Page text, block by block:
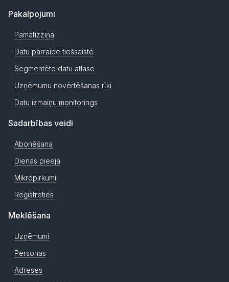
Pakalpojumi
Pamatizziņa
Datu pārraide tiešsaistē
Segmentēto datu atlase
Uzņēmumu novērtēšanas rīki
Datu izmaiņu monitorings
Sadarbības veidi
Abonēšana
Dienas pieeja
Mikropirkumi
Reģistrēties
Meklēšana
Uzņēmumi
Personas
Adreses